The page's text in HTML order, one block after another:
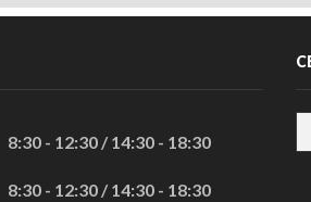
8:30 - 12:30 / 14:30 - 18:30
8:30 - 12:30 / 14:30 - 18:30